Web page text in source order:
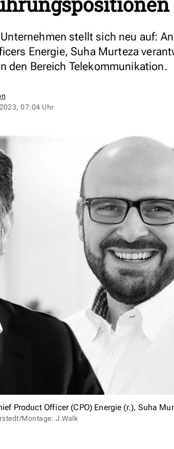
stellt sich neu auf:
Energie, Suha Murteza
den Bereich Telekommunikation.
07:04 Uhr
Product Officer (CPO) Energie (r.), Suha
Montage: J.Walk